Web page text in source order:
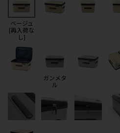
ベージュ
[再入荷な
し]
ガンメタ
ル